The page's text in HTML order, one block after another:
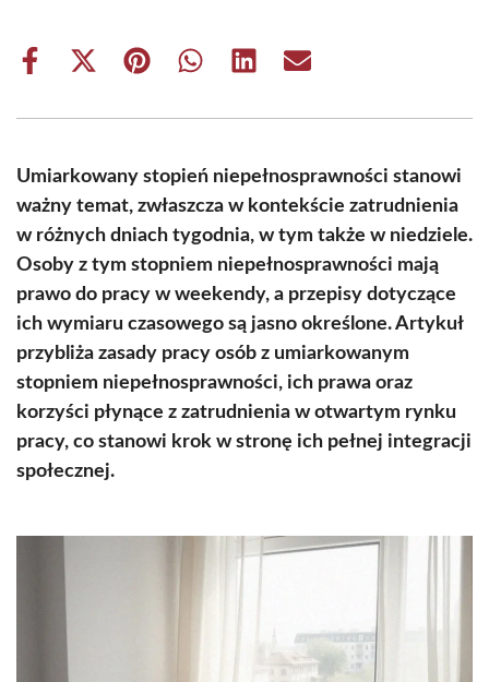
Share
Share
(Twitter)
Share Share Share Share
Umiarkowany stopień niepełnosprawności stanowi
ważny temat, zwłaszcza w kontekście zatrudnienia
w różnych dniach tygodnia, w tym także w niedziele.
Osoby z tym stopniem niepełnosprawności mają
prawo do pracy w weekendy, a przepisy dotyczące
ich wymiaru czasowego są jasno określone. Artykuł
przybliża zasady pracy osób z umiarkowanym
stopniem niepełnosprawności, ich prawa oraz
korzyści płynące z zatrudnienia w otwartym rynku
pracy, co stanowi krok w stronę ich pełnej integracji
społecznej.